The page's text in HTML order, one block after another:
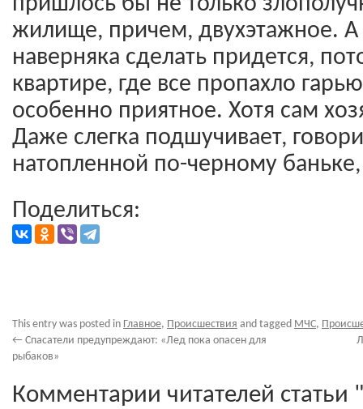
жилище, причем, двухэтажное.
наверняка сделать придется,
квартире, где все пропахло
особенно приятное. Хотя сам
Даже слегка подшучивает,
натопленной по-черному
Поделиться:
This entry was posted in Главное, Происшествия and tagged МЧС,
← Спасатели предупреждают: «Лед пока опасен для
рыбаков»
Комментарии читателей